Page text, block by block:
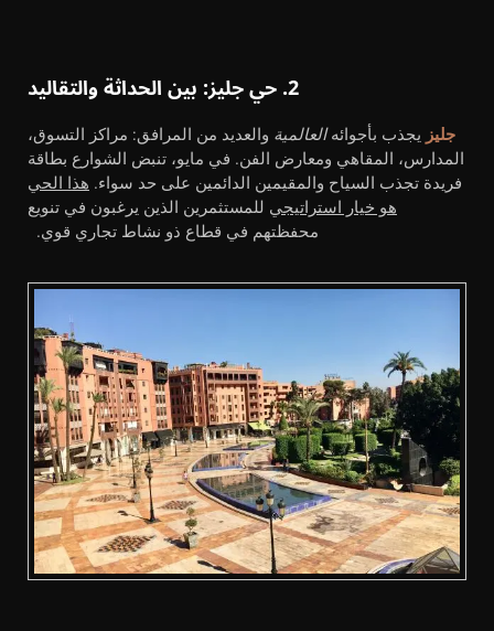
2. حي جليز: بين الحداثة والتقاليد
جليز يجذب بأجوائهالعالمية والعديد من المرافق: مراكز التسوق،
المدارس، المقاهي ومعارض الفن. في مايو، تنبض الشوارع بطاقة
فريدة تجذب السياح والمقيمين الدائمين على حد سواء. هذا الحي
هو خيار استراتيجي للمستثمرين الذين يرغبون في تنويع
محفظتهم في قطاع ذو نشاط تجاري قوي.